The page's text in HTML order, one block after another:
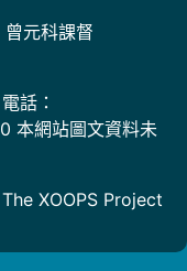
元科課督
話：
網站圖文資料未
The XOOPS Project